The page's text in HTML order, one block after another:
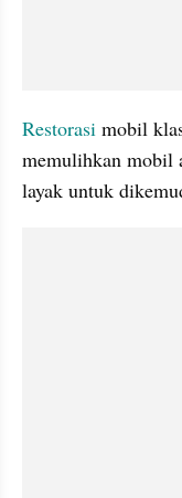
Restorasi mobil
memulihkan mobil
layak untuk